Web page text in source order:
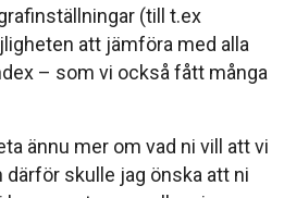
(till t.ex
att jämföra med alla
– som vi också fått många
ännu mer om vad ni vill att vi
därför skulle jag önska att ni